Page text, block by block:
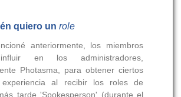
quiero un role
anteriormente, los miembros
en los administradores,
Photasma, para obtener ciertos
al recibir los roles de
tarde 'Spokesperson' (durante el